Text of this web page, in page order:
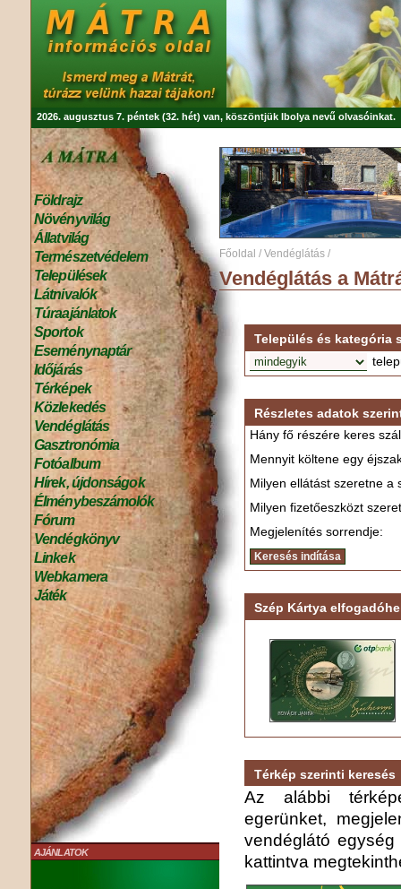
2026. augusztus 7. péntek (32. hét) van, köszöntjük Ibolya nevű olvasóinkat.
Földrajz
Növényvilág
Állatvilág
Természetvédelem
Települések
Látnivalók
Túraajánlatok
Sportok
Eseménynaptár
Időjárás
Térképek
Közlekedés
Vendéglátás
Gasztronómia
Fotóalbum
Hírek, újdonságok
Élménybeszámolók
Fórum
Vendégkönyv
Linkek
Webkamera
Játék
AJÁNLATOK
Főoldal / Vendéglátás /
Vendéglátás a
Település és kategória
Részletes adatok
Hány fő részére keres
Mennyit költene egy
Milyen ellátást szeretne a
Milyen fizetőeszközt
Megjelenítés sorrendje:
Szép Kártya
Térkép szerinti keresés
Az alábbi
egerünket,
vendéglátó
kattintva